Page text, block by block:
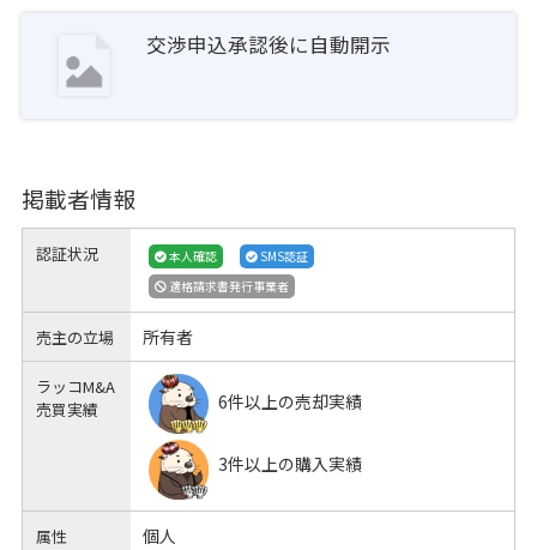
交渉申込承認後に自動開示
掲載者情報
認証状況 本人確認
SMS認証
適格請求書発行事業者
売主の立場 所有者
ラッコM&A
売買実績
6件以上の売却実績
3件以上の購入実績
属性 個人